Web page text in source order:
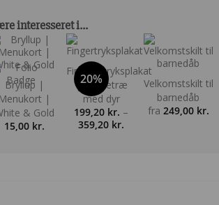
interesseret i…
Bryllup |
Menukort |
& Gold
15,00 kr.
20%
Fingeraftryksplakat
| Hjertetræ
med dyr
199,20 kr. –
359,20 kr.
Velkomstskilt til
barnedåb
fra 249,00 kr.